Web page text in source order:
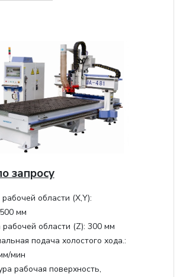
запросу
области (Х,Y):
мм
области (Z): 300 мм
подача холостого хода.:
мин
рабочая поверхность,